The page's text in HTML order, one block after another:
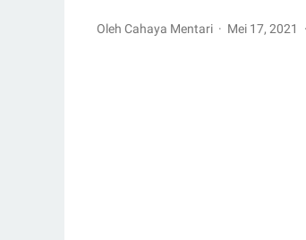
Oleh Cahaya Mentari Mei 17, 2021